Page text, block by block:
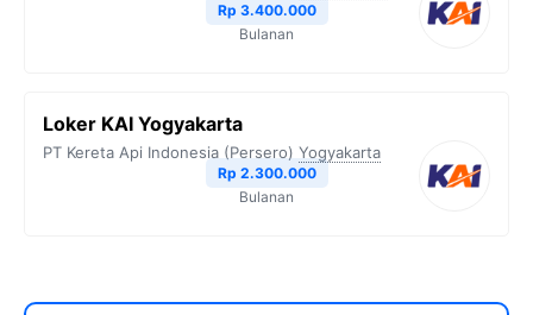
Rp 3.400.000
Bulanan
Loker KAI Yogyakarta
PT Kereta Api Indonesia (Persero) Yogyakarta
Rp 2.300.000
Bulanan